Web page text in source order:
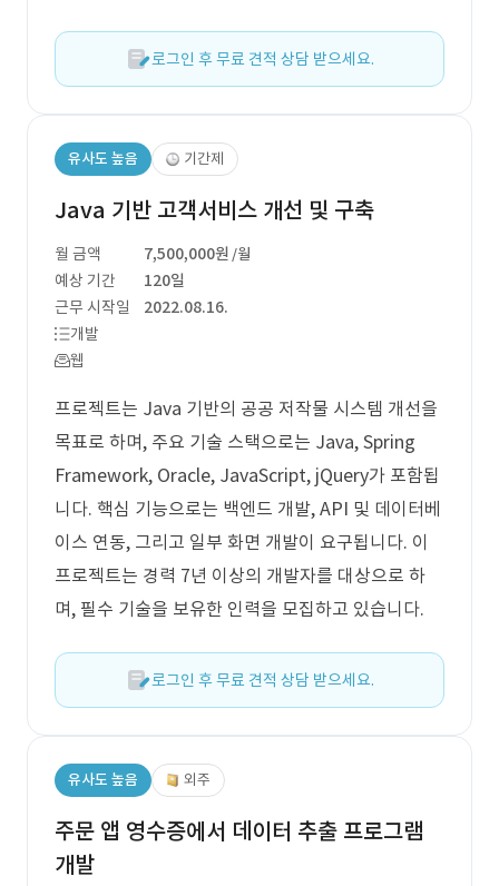
로그인 후 무료 견적 상담 받으세요.
유사도 높음 기간제
Java 기반 고객서비스 개선 및 구축
월 금액 7,500,000원 /월
예상 기간
120일
근무 시작일
2022.08.16.
개발
웹
프로젝트는 Java 기반의 공공 저작물 시스템 개선을
목표로 하며, 주요 기술 스택으로는 Java, Spring
Framework, Oracle, JavaScript, jQuery가 포함됩
니다. 핵심 기능으로는 백엔드 개발, API 및 데이터베
이스 연동, 그리고 일부 화면 개발이 요구됩니다. 이
프로젝트는 경력 7년 이상의 개발자를 대상으로 하
며, 필수 기술을 보유한 인력을 모집하고 있습니다.
로그인 후 무료 견적 상담 받으세요.
유사도 높음 외주
주문 앱 영수증에서 데이터 추출 프로그램
개발